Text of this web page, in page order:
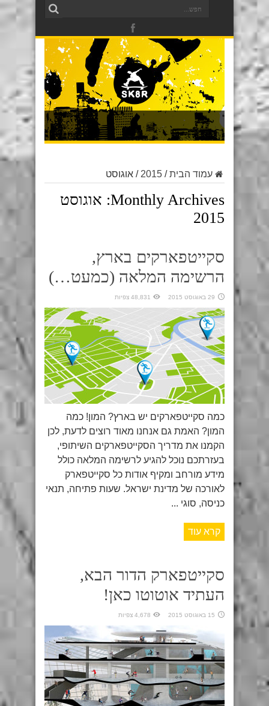
עמוד הבית/
2015
/ אוגוסט
Monthly Archives: אוגוסט
2015
סקייטפארקים בארץ,
הרשימה המלאה (כמעט…)
29 באוגוסט 2015 48,831 צפיות
כמה סקייטפארקים יש בארץ? המון! כמה
המון? האמת גם אנחנו מאוד רוצים לדעת, לכן
הקמנו את מדריך הסקייטפארקים השיתופי,
בעזרתכם נוכל להגיע לרשימה המלאה כולל
מידע מורחב ומקיף אודות כל סקייטפארק
לאורכה של מדינת ישראל. שעות פתיחה, תנאי
כניסה, סוגי ...
קרא עוד
סקייטפארק הדור הבא,
העתיד אוטוטו כאן!
15 באוגוסט 2015 4,678 צפיות